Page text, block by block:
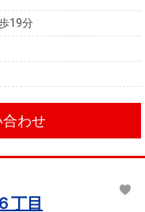
19分
合わせ
丁目